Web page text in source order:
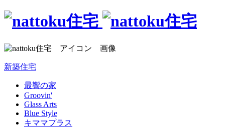
新築住宅
最響の家
Groovin'
Glass Arts
Blue Style
キママプラス